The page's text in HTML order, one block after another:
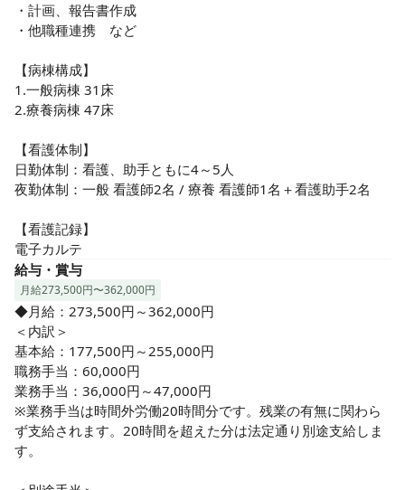
・計画、報告書作成
・他職種連携　など
【病棟構成】
1.一般病棟 31床
2.療養病棟 47床
【看護体制】
日勤体制：看護、助手ともに4～5人
夜勤体制：一般 看護師2名 / 療養 看護師1名＋看護助手2名
【看護記録】
電子カルテ
給与・賞与
月給273,500円〜362,000円
◆月給：273,500円～362,000円
＜内訳＞
基本給：177,500円～255,000円
職務手当：60,000円
業務手当：36,000円～47,000円
※業務手当は時間外労働20時間分です。残業の有無に関わら
ず支給されます。20時間を超えた分は法定通り別途支給しま
す。